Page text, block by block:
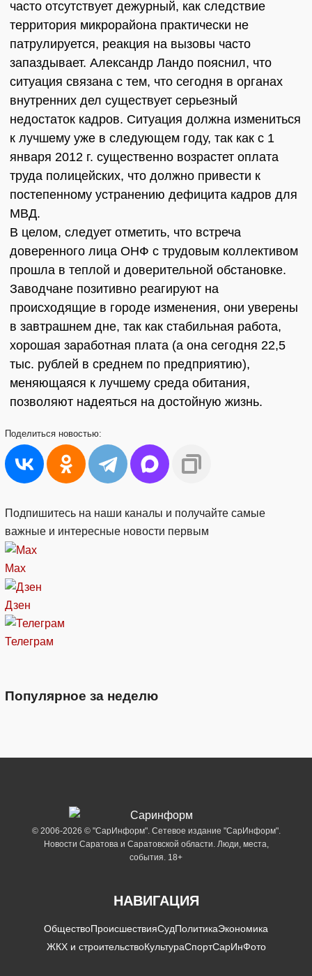
часто отсутствует дежурный, как следствие
территория микрорайона практически не
патрулируется, реакция на вызовы часто
запаздывает. Александр Ландо пояснил, что
ситуация связана с тем, что сегодня в органах
внутренних дел существует серьезный
недостаток кадров. Ситуация должна измениться
к лучшему уже в следующем году, так как с 1
января 2012 г. существенно возрастет оплата
труда полицейских, что должно привести к
постепенному устранению дефицита кадров для
МВД.
В целом, следует отметить, что встреча
доверенного лица ОНФ с трудовым коллективом
прошла в теплой и доверительной обстановке.
Заводчане позитивно реагируют на
происходящие в городе изменения, они уверены
в завтрашнем дне, так как стабильная работа,
хорошая заработная плата (а она сегодня 22,5
тыс. рублей в среднем по предприятию),
меняющаяся к лучшему среда обитания,
позволяют надеяться на достойную жизнь.
Поделиться новостью:
Подпишитесь на наши каналы и получайте самые
важные и интересные новости первым
Max
Дзен
Телеграм
Популярное за неделю
© 2006-2026 © "СарИнформ". Сетевое издание "СарИнформ".
Новости Саратова и Саратовской области. Люди, места,
события. 18+
НАВИГАЦИЯ
ОбществоПроисшествияСудПолитикаЭкономика
ЖКХ и строительствоКультураСпортСарИнФото